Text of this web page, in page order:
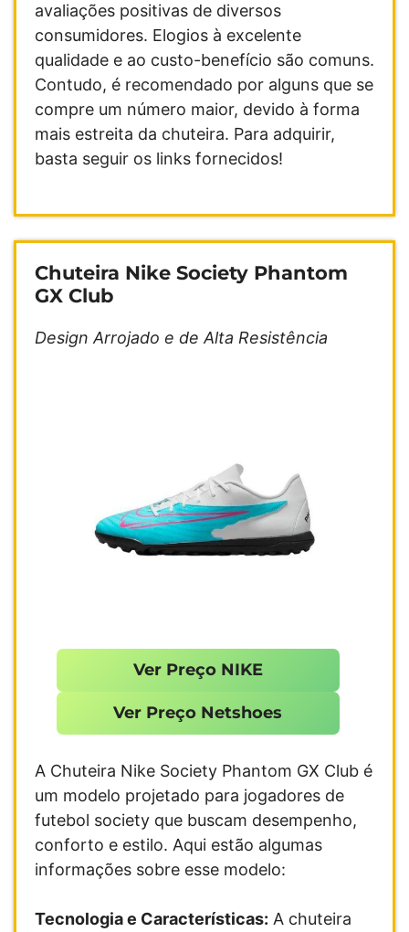
avaliações positivas de diversos
consumidores. Elogios à excelente
qualidade e ao custo-benefício são comuns.
Contudo, é recomendado por alguns que se
compre um número maior, devido à forma
mais estreita da chuteira. Para adquirir,
basta seguir os links fornecidos!
Chuteira Nike Society Phantom
GX Club
Design Arrojado e de Alta Resistência
Ver Preço NIKE
Ver Preço Netshoes
A Chuteira Nike Society Phantom GX Club é
um modelo projetado para jogadores de
futebol society que buscam desempenho,
conforto e estilo. Aqui estão algumas
informações sobre esse modelo:
Tecnologia e Características: A chuteira